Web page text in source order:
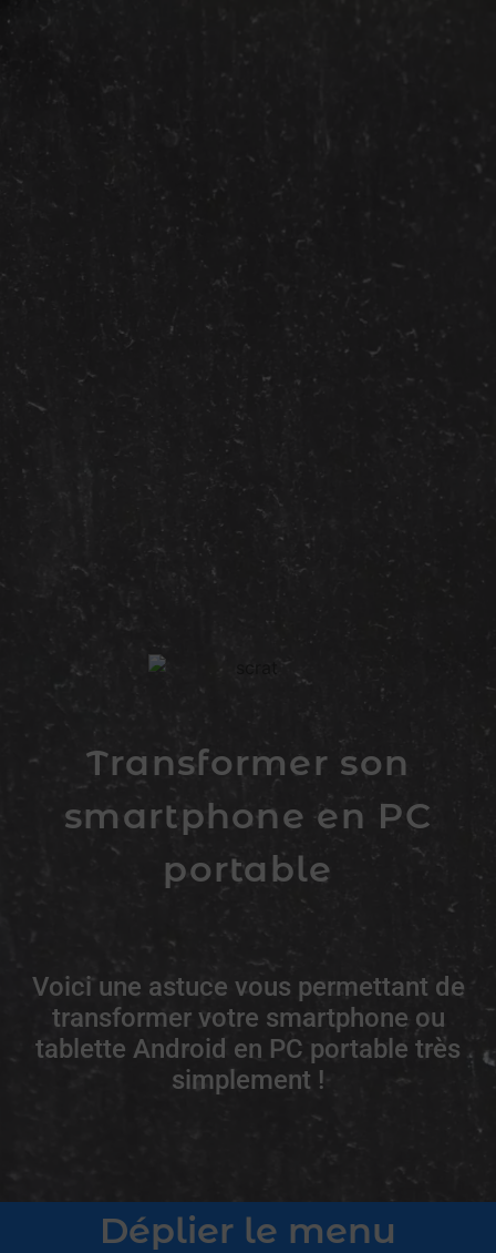
Transformer son
smartphone en PC
portable
Voici une astuce vous permettant de
transformer votre smartphone ou
tablette Android en PC portable très
simplement !
Déplier le menu